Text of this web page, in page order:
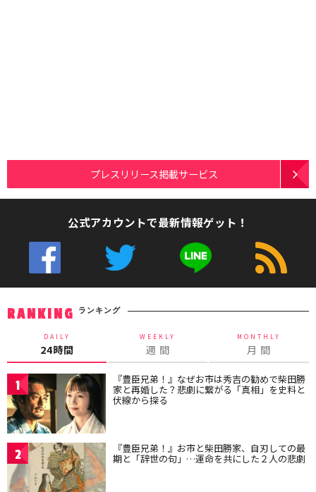
プレスリリース掲載サービス
公式アカウントで最新情報ゲット！
RANKING ランキング
DAILY
24時間
WEEKLY
週 間
MONTHLY
月 間
1 『豊臣兄弟！』なぜお市は秀吉の勧めで柴田勝
家と再婚した？悲劇に繋がる「真相」を史料と
伏線から探る
2 『豊臣兄弟！』お市と柴田勝家、自刃しての最
期と「辞世の句」…運命を共にした２人の悲劇